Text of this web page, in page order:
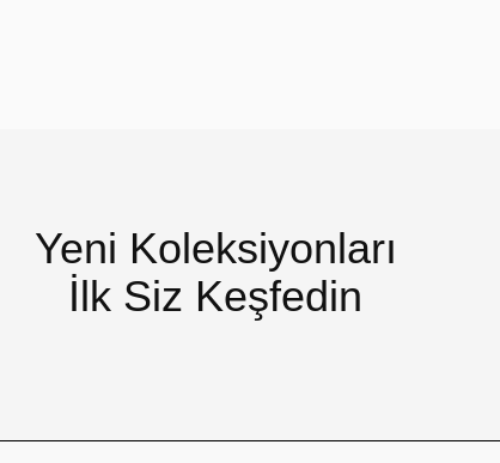
Yeni Koleksiyonları
İlk Siz Keşfedin